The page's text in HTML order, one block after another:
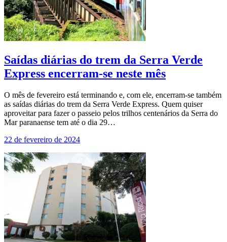
Saídas diárias do trem da Serra Verde
Express encerram-se neste mês
O mês de fevereiro está terminando e, com ele, encerram-se também
as saídas diárias do trem da Serra Verde Express. Quem quiser
aproveitar para fazer o passeio pelos trilhos centenários da Serra do
Mar paranaense tem até o dia 29…
22 de fevereiro de 2024